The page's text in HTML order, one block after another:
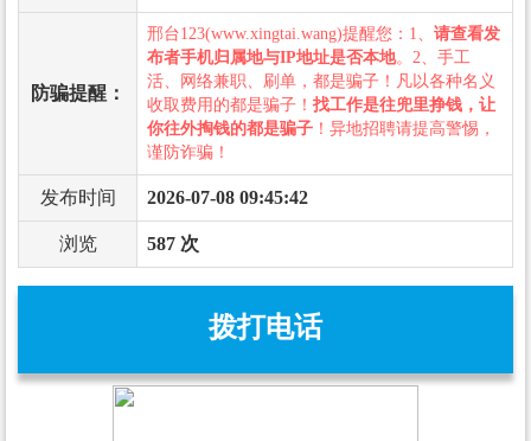
防骗提醒：
邢台123(www.xingtai.wang)提醒您：1、 请查看发
布者手机归属地与IP地址是否本地。2、手工
活、网络兼职、刷单，都是骗子！凡以各种名义
收取费用的都是骗子！ 找工作是往兜里挣钱，让
你往外掏钱的都是骗子 ！异地招聘请提高警惕，
谨防诈骗！
发布时间 2026-07-08 09:45:42
浏览 587 次
拨打电话